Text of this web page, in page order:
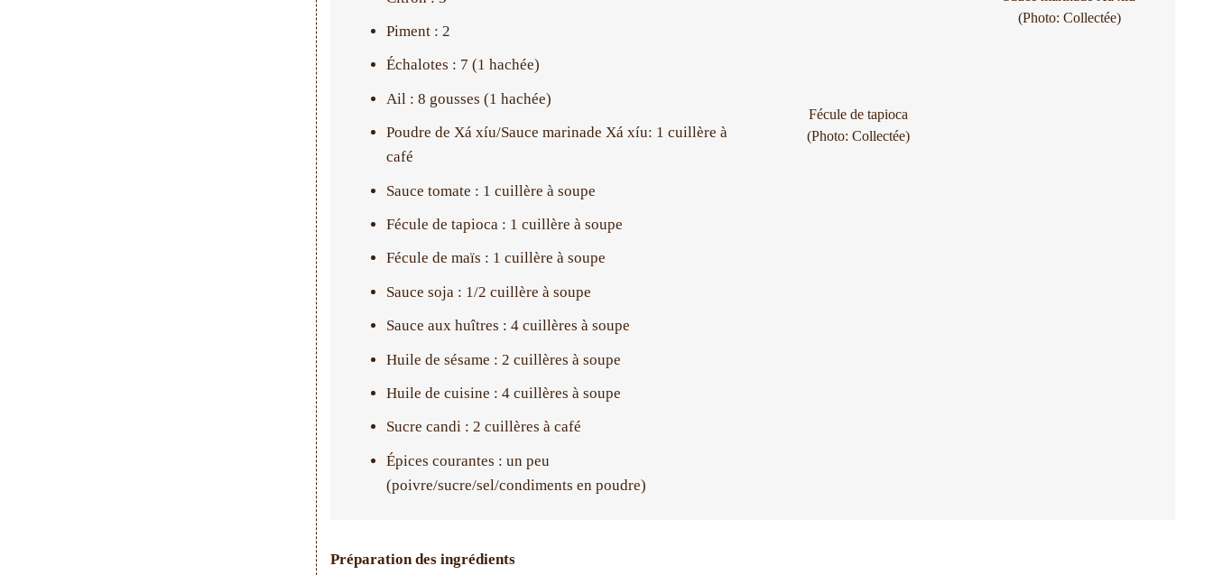
Piment : 2
Échalotes : 7 (1 hachée)
Ail : 8 gousses (1 hachée)
Poudre de Xá xíu/Sauce marinade Xá xíu: 1 cuillère à
café
Sauce tomate : 1 cuillère à soupe
Fécule de tapioca : 1 cuillère à soupe
Fécule de maïs : 1 cuillère à soupe
Sauce soja : 1/2 cuillère à soupe
Sauce aux huîtres : 4 cuillères à soupe
Huile de sésame : 2 cuillères à soupe
Huile de cuisine : 4 cuillères à soupe
Sucre candi : 2 cuillères à café
Épices courantes : un peu
(poivre/sucre/sel/condiments en poudre)
Fécule de tapioca
(Photo: Collectée)
(Photo: Collectée)
Préparation des ingrédients